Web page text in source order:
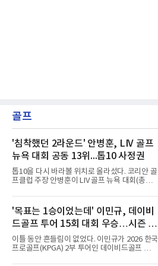
골프
'침착했던 2라운드' 안병훈, LIV 골프
뉴욕 대회 공동 13위...톱10 사정권
톱10을 다시 바라볼 위치로 올라섰다. 코리안 골
프클럽 주장 안병훈이 LIV 골프 뉴욕 대회(총상
다.안병훈은 8일(한국시간) 미국 뉴저지주 베드
민스터의 트럼프 내셔널 골프 클럽 베드민스터
(파71)에서 열린 2라운드에서 버디 4개와 보기 1
개를 묶어 3언더파 68타를 쳤다. 중간 합계 2언
더파 140타로 피터 율라인(미국), 마크 리슈먼
(호주)과 공동 13위에 자리했다. 공동 10위 그룹
과는 2타 차여서 남은 라운드에서 시즌 두 번째
'목표는 1승이었는데' 이민규, 데이비
드골프 투어 15회 대회 우승…시즌 2
승
이틀 동안 흔들림이 없었다. 이민규가 2026 한국
프로골프(KPGA) 2부 투어인 데이비드골프 투어